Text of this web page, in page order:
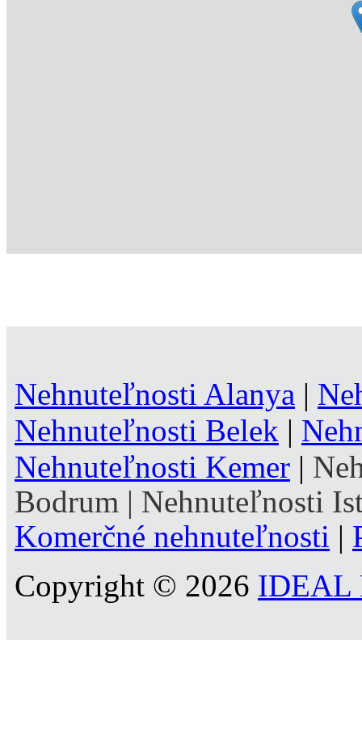
Nehnuteľnosti Alanya |
Nehnuteľnosti Belek |
Nehnuteľnosti Kemer |
Bodrum | Nehnuteľnosti
Komerčné nehnuteľnosti |
Copyright © 2026 IDEAL